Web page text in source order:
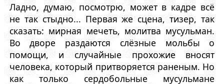
Ладно, думаю, посмотрю, может в кадре всё
не так стыдно... Первая же сцена, тизер, так
сказать: мирная мечеть, молитва мусульман.
Во дворе раздаются слёзные мольбы о
помощи, и случайные прохожие вносят
человека, который притворяется раненым. Но
как только сердобольные мусульмане